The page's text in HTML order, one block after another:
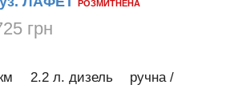
РОЗМИТНЕНА
грн
2.2 л. дизель
ручна /